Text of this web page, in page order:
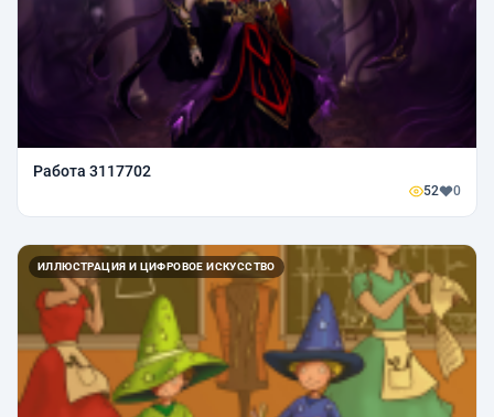
Работа 3117702
52 0
ИЛЛЮСТРАЦИЯ И ЦИФРОВОЕ ИСКУССТВО